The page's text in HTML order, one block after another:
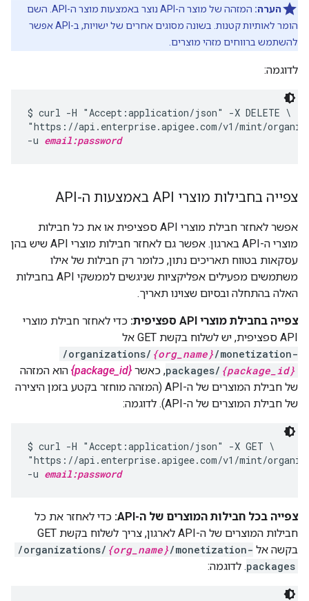
הערה:
המזהה של מוצר ה-API נוצר באמצעות מוצר ה-API. השם
הומר לאותיות קטנות. בשונה מסוגים אחרים של ישויות, ב-API אפשר
להשתמש ברווחים מזהי מוצרים.
לדוגמה:
$ curl -H "Accept:application/json" -X DELETE \
"https://api.enterprise.apigee.com/v1/mint/
-u email:password
צפייה בחבילות מוצרי API באמצעות ה-API
אפשר לאחזר חבילת מוצרי API ספציפית או את כל חבילות
מוצרי ה-API בארגון. אפשר גם לאחזר חבילות מוצרי API שיש בהן
עסקאות בטווח תאריכים נתון, כלומר רק חבילות של אילו
משתמשים מפעילים אפליקציות שניגשים לממשקי API בחבילות
האלה בהתחלה ובסיום שצוינו תאריך.
צפייה בחבילת מוצרי API ספציפית:
כדי לאחזר חבילת מוצרי
API ספציפית, יש לשלוח בקשת GET אל
/organizations/ {org_name}/monetization-
packages/ {package_id} , כאשר {package_id}
הוא המזהה
של חבילת המוצרים של ה-API (המזהה מוחזר בקטע בזמן היצירה
של חבילת המוצרים של ה-API). לדוגמה:
$ curl -H "Accept:application/json" -X GET \
"https://api.enterprise.apigee.com/v1/mint/
-u email:password
צפייה בכל חבילות המוצרים של ה-API:
כדי לאחזר את כל
חבילות המוצרים של ה-API לארגון, צריך לשלוח בקשת GET
בקשה אל
/organizations/ {org_name}/monetization-
packages. לדוגמה: